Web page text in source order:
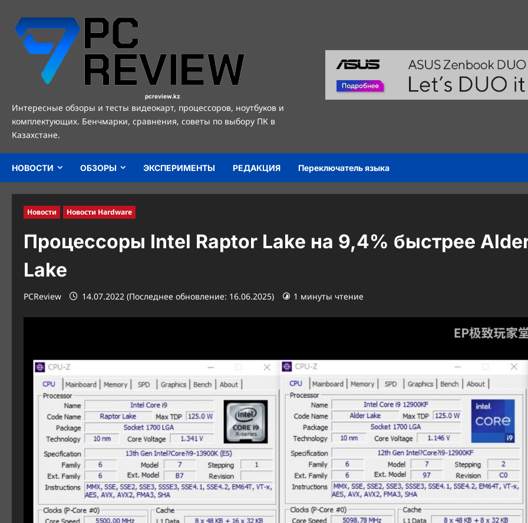
содержимому
pcreview.kz
Интересные обзоры и тесты видеокарт, процессоров, ноутбуков и
комплектующих. Бенчмарки, сравнения, советы по выбору ПК в
Казахстане.
НОВОСТИ ОБЗОРЫ ЭКСПЕРИМЕНТЫ РЕДАКЦИЯ Переключатель языка
Новости Новости Hardware
Процессоры Intel Raptor Lake на 9,4% быстрее
Lake
PCReview 14.07.2022 (Последнее обновление: 16.06.2025) 1 минуты чтение